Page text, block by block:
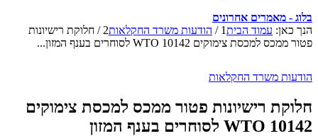
בלוג - מאמרים אחרונים
הנך כאן: עמוד הבית1
/ הודעות משרד החקלאות2
/ חלוקת רישיונות
פטור ממכס למכסת צימוקים 10142 WTO לסוחרים בענף המזון...
הודעות משרד החקלאות
חלוקת רישיונות פטור ממכס למכסת צימוקים
10142 WTO לסוחרים בענף המזון